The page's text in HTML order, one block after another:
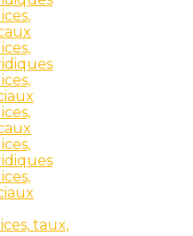
taux,